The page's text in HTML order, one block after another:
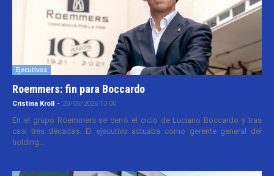
Ejecutivos
Roemmers: fin para Boccardo
Cristina Kroll - 20/05/2026 13:00
En el grupo Roemmers se cerró el ciclo de Luciano Boccardo y tras
casi tres décadas. El ejecutivo actuaba como gerente general del
holding...